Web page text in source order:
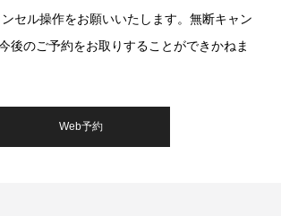
セル操作をお願いいたします。無断キャン
後のご予約をお取りすることができかねま
Web予約